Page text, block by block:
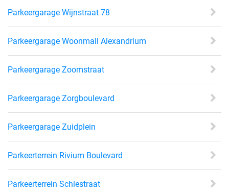
Parkeergarage Wijnstraat 78
Parkeergarage Woonmall Alexandrium
Parkeergarage Zoomstraat
Parkeergarage Zorgboulevard
Parkeergarage Zuidplein
Parkeerterrein Rivium Boulevard
Parkeerterrein Schiestraat